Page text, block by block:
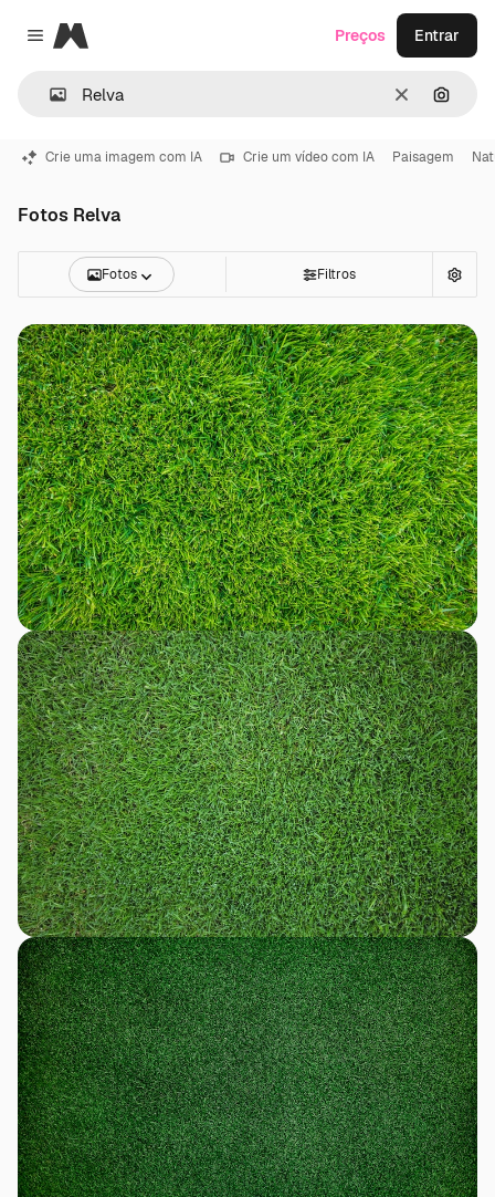
Close menu
Magnific
Limpar
Preços Entrar
Crie uma imagem com IA Crie um vídeo com IA Paisagem
Fotos Relva
Fotos Filtros